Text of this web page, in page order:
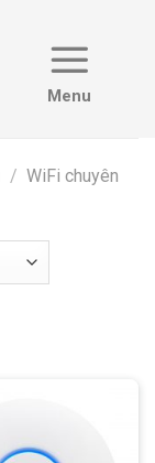
/ WiFi chuyên